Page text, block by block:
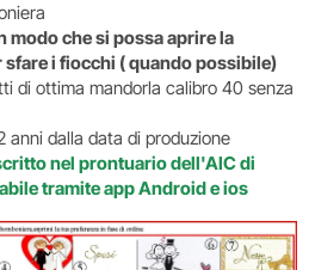
modo che si possa aprire la
i fiocchi ( quando possibile)
di ottima mandorla calibro 40 senza
dalla data di produzione
nel prontuario dell'AIC di
tramite app Android e ios